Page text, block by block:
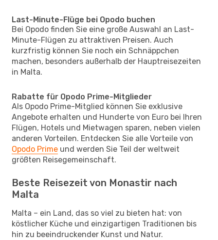
Last-Minute-Flüge bei Opodo buchen
Bei Opodo finden Sie eine große Auswahl an Last-
Minute-Flügen zu attraktiven Preisen. Auch
kurzfristig können Sie noch ein Schnäppchen
machen, besonders außerhalb der Hauptreisezeiten
in Malta.
Rabatte für Opodo Prime-Mitglieder
Als Opodo Prime-Mitglied können Sie exklusive
Angebote erhalten und Hunderte von Euro bei Ihren
Flügen, Hotels und Mietwagen sparen, neben vielen
anderen Vorteilen. Entdecken Sie alle Vorteile von
Opodo Prime und werden Sie Teil der weltweit
größten Reisegemeinschaft.
Beste Reisezeit von Monastir nach
Malta
Malta – ein Land, das so viel zu bieten hat: von
köstlicher Küche und einzigartigen Traditionen bis
hin zu beeindruckender Kunst und Natur.